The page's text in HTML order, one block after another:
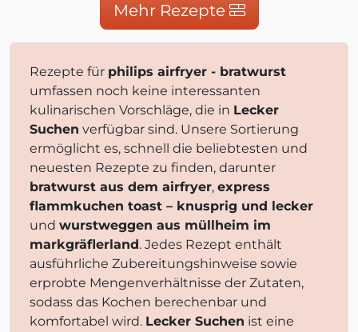
Mehr Rezepte
Rezepte für philips airfryer - bratwurst
umfassen noch keine interessanten
kulinarischen Vorschläge, die in Lecker
Suchen verfügbar sind. Unsere Sortierung
ermöglicht es, schnell die beliebtesten und
neuesten Rezepte zu finden, darunter
bratwurst aus dem airfryer, express
flammkuchen toast – knusprig und lecker
und wurstweggen aus müllheim im
markgräflerland. Jedes Rezept enthält
ausführliche Zubereitungshinweise sowie
erprobte Mengenverhältnisse der Zutaten,
sodass das Kochen berechenbar und
komfortabel wird. Lecker Suchen ist eine